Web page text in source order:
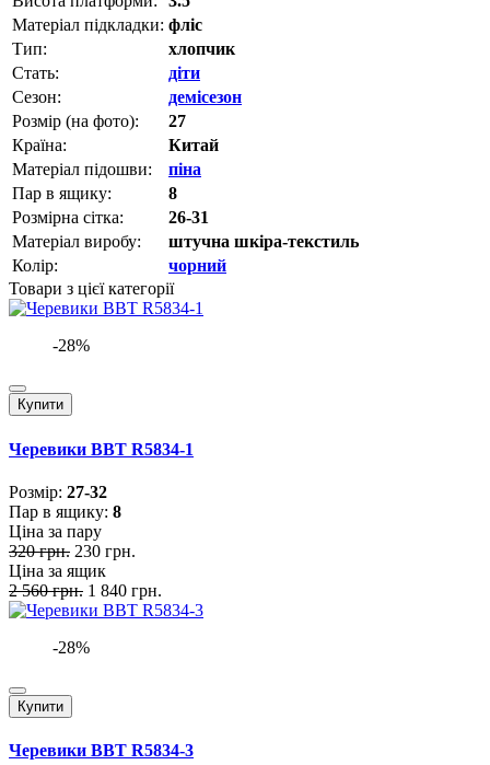
Матеріал підкладки: фліс
Тип:
хлопчик
Стать:
діти
Сезон:
демісезон
Розмір (на фото):
27
Країна:
Китай
Матеріал підошви:
піна
Пар в ящику:
8
Розмірна сітка:
26-31
Матеріал виробу:
штучна шкіра-текстиль
Колір:
чорний
Товари з цієї категорії
-28%
Купити
Черевики BBT R5834-1
Розмiр: 27-32
Пар в ящику: 8
Ціна за пару
320 грн. 230 грн.
Ціна за ящик
2 560 грн. 1 840 грн.
-28%
Купити
Черевики BBT R5834-3